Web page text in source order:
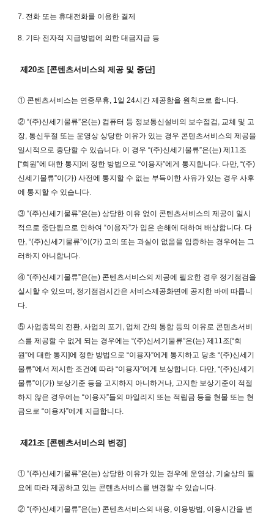
7. 전화 또는 휴대전화를 이용한 결제
8. 기타 전자적 지급방법에 의한 대금지급 등
제20조 [콘텐츠서비스의 제공 및 중단]
① 콘텐츠서비스는 연중무휴, 1일 24시간 제공함을 원칙으로 합니다.
② “(주)신세기물류”은(는) 컴퓨터 등 정보통신설비의 보수점검, 교체 및 고
장, 통신두절 또는 운영상 상당한 이유가 있는 경우 콘텐츠서비스의 제공을
일시적으로 중단할 수 있습니다. 이 경우 “(주)신세기물류”은(는) 제11조
[“회원”에 대한 통지]에 정한 방법으로 “이용자”에게 통지합니다. 다만, “(주)
신세기물류”이(가) 사전에 통지할 수 없는 부득이한 사유가 있는 경우 사후
에 통지할 수 있습니다.
③ “(주)신세기물류”은(는) 상당한 이유 없이 콘텐츠서비스의 제공이 일시
적으로 중단됨으로 인하여 “이용자”가 입은 손해에 대하여 배상합니다. 다
만, “(주)신세기물류”이(가) 고의 또는 과실이 없음을 입증하는 경우에는 그
러하지 아니합니다.
④ “(주)신세기물류”은(는) 콘텐츠서비스의 제공에 필요한 경우 정기점검을
실시할 수 있으며, 정기점검시간은 서비스제공화면에 공지한 바에 따릅니
다.
⑤ 사업종목의 전환, 사업의 포기, 업체 간의 통합 등의 이유로 콘텐츠서비
스를 제공할 수 없게 되는 경우에는 “(주)신세기물류”은(는) 제11조[“회
원”에 대한 통지]에 정한 방법으로 “이용자”에게 통지하고 당초 “(주)신세기
물류”에서 제시한 조건에 따라 “이용자”에게 보상합니다. 다만, “(주)신세기
물류”이(가) 보상기준 등을 고지하지 아니하거나, 고지한 보상기준이 적절
하지 않은 경우에는 “이용자”들의 마일리지 또는 적립금 등을 현물 또는 현
금으로 “이용자”에게 지급합니다.
제21조 [콘텐츠서비스의 변경]
① “(주)신세기물류”은(는) 상당한 이유가 있는 경우에 운영상, 기술상의 필
요에 따라 제공하고 있는 콘텐츠서비스를 변경할 수 있습니다.
② “(주)신세기물류”은(는) 콘텐츠서비스의 내용, 이용방법, 이용시간을 변